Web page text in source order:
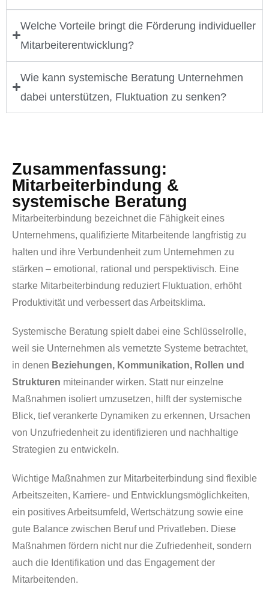
Welche Vorteile bringt die Förderung individueller
Mitarbeiterentwicklung?
Wie kann systemische Beratung Unternehmen
dabei unterstützen, Fluktuation zu senken?
Zusammenfassung:
Mitarbeiterbindung &
systemische Beratung
Mitarbeiterbindung bezeichnet die Fähigkeit eines
Unternehmens, qualifizierte Mitarbeitende langfristig zu
halten und ihre Verbundenheit zum Unternehmen zu
stärken – emotional, rational und perspektivisch. Eine
starke Mitarbeiterbindung reduziert Fluktuation, erhöht
Produktivität und verbessert das Arbeitsklima.
Systemische Beratung spielt dabei eine Schlüsselrolle,
weil sie Unternehmen als vernetzte Systeme betrachtet,
in denen Beziehungen, Kommunikation, Rollen und
Strukturen miteinander wirken. Statt nur einzelne
Maßnahmen isoliert umzusetzen, hilft der systemische
Blick, tief verankerte Dynamiken zu erkennen, Ursachen
von Unzufriedenheit zu identifizieren und nachhaltige
Strategien zu entwickeln.
Wichtige Maßnahmen zur Mitarbeiterbindung sind flexible
Arbeitszeiten, Karriere- und Entwicklungsmöglichkeiten,
ein positives Arbeitsumfeld, Wertschätzung sowie eine
gute Balance zwischen Beruf und Privatleben. Diese
Maßnahmen fördern nicht nur die Zufriedenheit, sondern
auch die Identifikation und das Engagement der
Mitarbeitenden.